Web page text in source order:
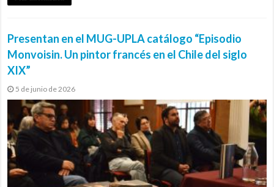
Presentan en el MUG-UPLA catálogo “Episodio
Monvoisin. Un pintor francés en el Chile del siglo
XIX”
5 de junio de 2026